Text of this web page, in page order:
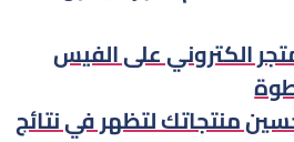
الكتروني على الفيس
منتجاتك لتظهر في نتائج